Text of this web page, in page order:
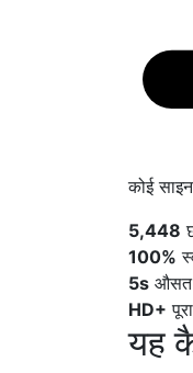
कोई
5,448
100%
5s औसत
HD+
यह